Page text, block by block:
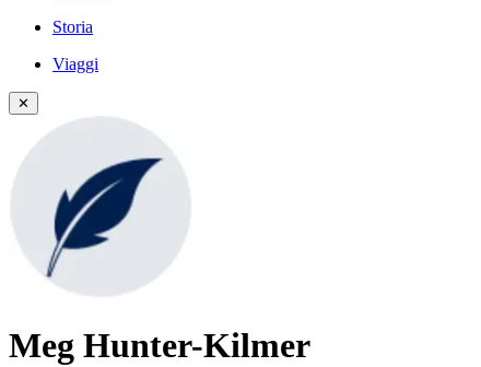
Storia
Viaggi
✕
Meg Hunter-Kilmer